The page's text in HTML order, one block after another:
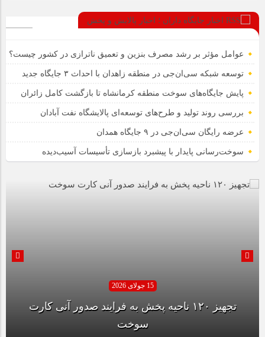
اخبار جایگاه داران ؛ اخبار پالایش و پخش
عوامل مؤثر بر رشد مصرف بنزین و تعمیق ناترازی در کشور چیست؟
توسعه شبکه سی‌ان‌جی در منطقه زاهدان با احداث ۳ جایگاه جدید
پایش جایگاه‌های سوخت منطقه کرمانشاه تا بازگشت کامل زائران
بررسی روند تولید و طرح‌های توسعه‌ای پالایشگاه نفت آبادان
عرضه رایگان سی‌ان‌جی در ۹ جایگاه همدان
سوخت‌رسانی پایدار با پیشبرد بازسازی تأسیسات آسیب‌دیده
15 جولای 2026
تجهیز ۱۲۰ ناحیه پخش به فرایند صدور آنی کارت
سوخت